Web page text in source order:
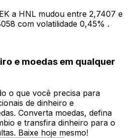
a HNL mudou entre 2,7407 e
com volatilidade 0,45% .
e moedas em qualquer
o que você precisa para
de dinheiro e
Converta moedas, defina
e transfira dinheiro para o
Baixe hoje mesmo!